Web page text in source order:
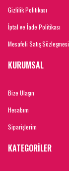
Gizlilik Politikası
İptal ve İade Politikası
Mesafeli Satış Sözleşmesi
KURUMSAL
Bize Ulaşın
Hesabım
Siparişlerim
KATEGORİLER